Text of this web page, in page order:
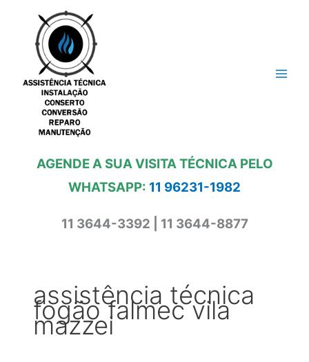
conteúdo
AGENDE A SUA VISITA TÉCNICA PELO
WHATSAPP: 11 96231-1982
11 3644-3392 | 11 3644-8877
assistência técnica
fogão falmec vila
mazzei